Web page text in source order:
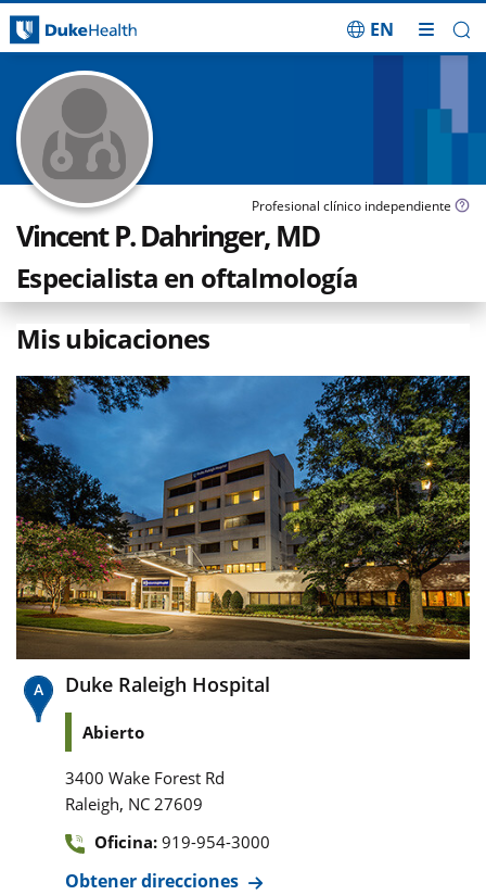
EN
Profesional clínico independiente
Vincent P. Dahringer, MD
Especialista en oftalmología
Mis ubicaciones
Duke Raleigh Hospital
Abierto
3400 Wake Forest Rd
Raleigh, NC 27609
Oficina: 919-954-3000
Obtener direcciones